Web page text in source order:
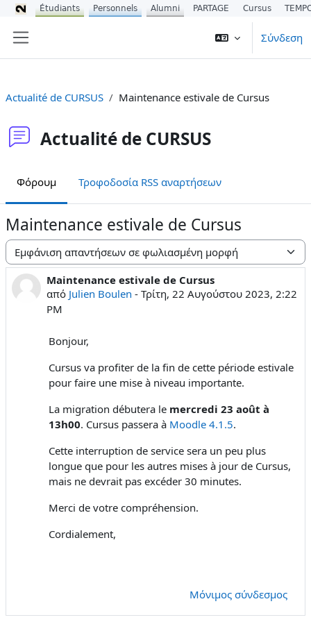
Σύνδεση
Actualité de CURSUS Maintenance estivale de Cursus
Actualité de CURSUS
Φόρουμ Τροφοδοσία RSS αναρτήσεων
Maintenance estivale de Cursus
Λειτουργία εμφάνισης
Maintenance estivale de Cursus
από Julien Boulen -Τρίτη, 22 Αυγούστου 2023, 2:22
PM
Αριθμός απαντήσεων: 0
Bonjour,
Cursus va profiter de la fin de cette période estivale
pour faire une mise à niveau importante.
La migration débutera le mercredi 23 août à
13h00. Cursus passera à Moodle 4.1.5.
Cette interruption de service sera un peu plus
longue que pour les autres mises à jour de Cursus,
mais ne devrait pas excéder 30 minutes.
Merci de votre compréhension.
Cordialement,
Μόνιμος σύνδεσμος
Étudiants Personnels Alumni PARTAGE Cursus